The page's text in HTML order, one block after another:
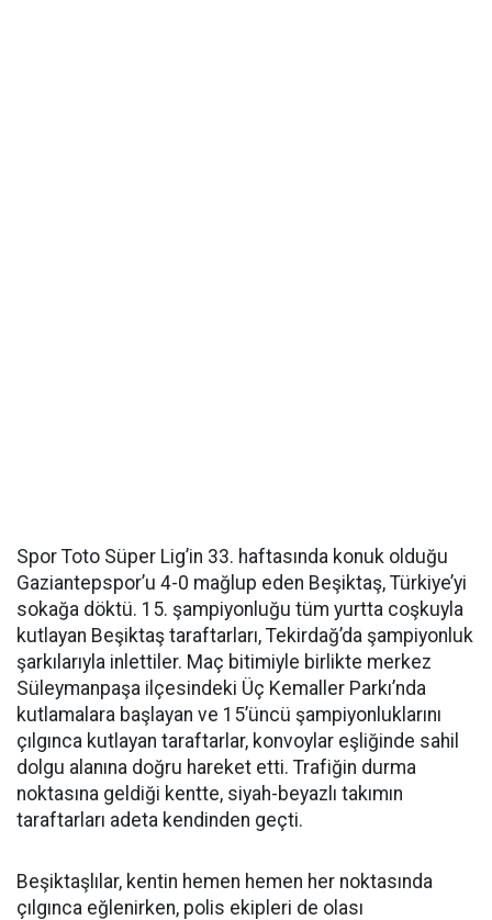
Spor Toto Süper Lig’in 33. haftasında konuk olduğu
Gaziantepspor’u 4-0 mağlup eden Beşiktaş, Türkiye’yi
sokağa döktü. 15. şampiyonluğu tüm yurtta coşkuyla
kutlayan Beşiktaş taraftarları, Tekirdağ’da şampiyonluk
şarkılarıyla inlettiler. Maç bitimiyle birlikte merkez
Süleymanpaşa ilçesindeki Üç Kemaller Parkı’nda
kutlamalara başlayan ve 15’üncü şampiyonluklarını
çılgınca kutlayan taraftarlar, konvoylar eşliğinde sahil
dolgu alanına doğru hareket etti. Trafiğin durma
noktasına geldiği kentte, siyah-beyazlı takımın
taraftarları adeta kendinden geçti.
Beşiktaşlılar, kentin hemen hemen her noktasında
çılgınca eğlenirken, polis ekipleri de olası